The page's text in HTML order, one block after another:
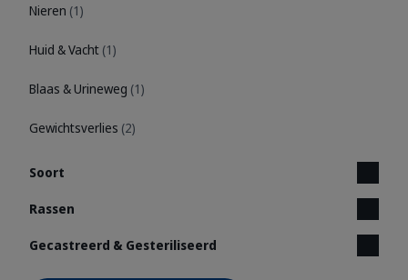
Nieren (1)
Huid & Vacht (1)
Blaas & Urineweg (1)
Gewichtsverlies (2)
Soort
Rassen
Gecastreerd & Gesteriliseerd